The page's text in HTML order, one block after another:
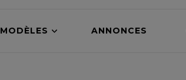
MODÈLES ANNONCES